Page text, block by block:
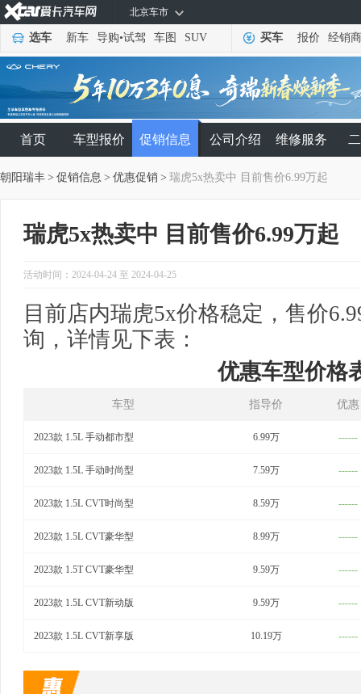
北京车市
选车 新车 导购•试驾 车图 SUV 买车 报价 经销商
首页 车型报价 促销信息 公司介绍 维修服务
朝阳瑞丰 > 促销信息 > 优惠促销 > 瑞虎5x热卖中 目前售价6.99万起
瑞虎5x热卖中 目前售价6.99万起
活动时间：2024-04-24 至 2024-04-25
目前店内瑞虎5x价格稳定，售价
询，详情见下表：
优惠车型价格
车型 指导价 优惠
2023款 1.5L 手动都市型 6.99万 ------
2023款 1.5L 手动时尚型 7.59万 ------
2023款 1.5L CVT时尚型 8.59万 ------
2023款 1.5L CVT豪华型 8.99万 ------
2023款 1.5T CVT豪华型 9.59万 ------
2023款 1.5L CVT新动版 9.59万 ------
2023款 1.5L CVT新享版 10.19万 ------